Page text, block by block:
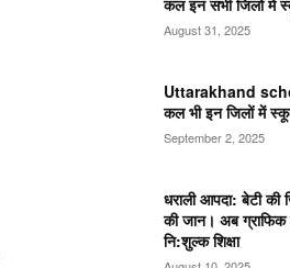
कल इन सभी जिलों में
August 31, 2025
Uttarakhand
कल भी इन जिलों में
September 2, 2025
धराली आपदा: बेटी की
की जान। अब ग्राफिक
नि:शुल्क शिक्षा